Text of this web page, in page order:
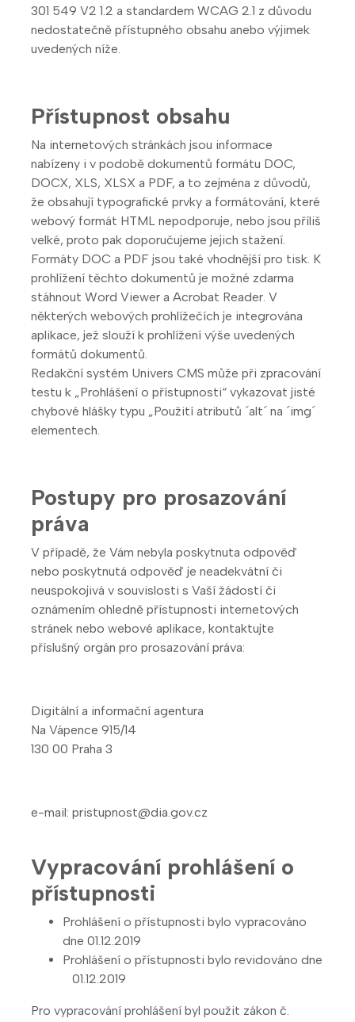
301 549 V2 1.2 a standardem WCAG 2.1 z důvodu
nedostatečně přístupného obsahu anebo výjimek
uvedených níže.
Přístupnost obsahu
Na internetových stránkách jsou informace
nabízeny i v podobě dokumentů formátu DOC,
DOCX, XLS, XLSX a PDF, a to zejména z důvodů,
že obsahují typografické prvky a formátování, které
webový formát HTML nepodporuje, nebo jsou příliš
velké, proto pak doporučujeme jejich stažení.
Formáty DOC a PDF jsou také vhodnější pro tisk. K
prohlížení těchto dokumentů je možné zdarma
stáhnout Word Viewer a Acrobat Reader. V
některých webových prohlížečích je integrována
aplikace, jež slouží k prohlížení výše uvedených
formátů dokumentů.
Redakční systém Univers CMS může při zpracování
testu k „Prohlášení o přístupnosti“ vykazovat jisté
chybové hlášky typu „Použití atributů ´alt´ na ´img´
elementech.
Postupy pro prosazování
práva
V případě, že Vám nebyla poskytnuta odpověď
nebo poskytnutá odpověď je neadekvátní či
neuspokojivá v souvislosti s Vaší žádostí či
oznámením ohledně přístupnosti internetových
stránek nebo webové aplikace, kontaktujte
příslušný orgán pro prosazování práva:
Digitální a informační agentura
Na Vápence 915/14
130 00 Praha 3
e-mail: pristupnost@dia.gov.cz
Vypracování prohlášení o
přístupnosti
Prohlášení o přístupnosti bylo vypracováno
dne 01.12.2019
Prohlášení o přístupnosti bylo revidováno dne
01.12.2019
Pro vypracování prohlášení byl použit zákon č.